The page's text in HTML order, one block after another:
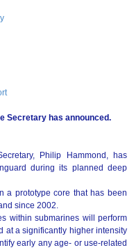
Secretary has announced.
Philip Hammond, has
during its planned deep
a prototype core that has been
since 2002.
within submarines will perform
at a significantly higher intensity
early any age- or use-related